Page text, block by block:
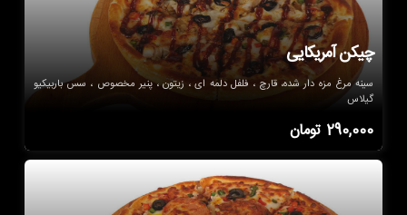
چیکن آمریکایی
سینه مرغ مزه دار شده، قارچ ، فلفل دلمه ای ، زیتون ، پنیر مخصوص ، سس باربیکیو
گیلاس
290,000 تومان